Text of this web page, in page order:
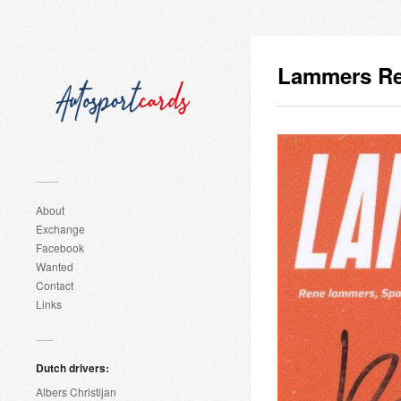
About
Exchange
Facebook
Wanted
Contact
Links
Dutch drivers:
Albers Christijan
Lammers